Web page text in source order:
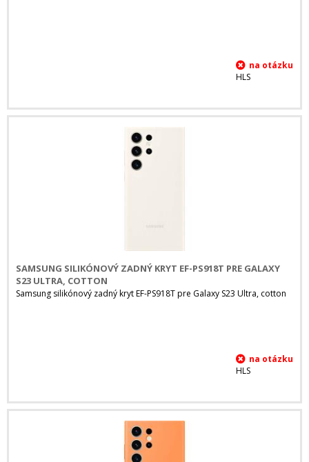
HLS
SAMSUNG SILIKÓNOVÝ ZADNÝ KRYT EF-PS918T PRE GALAXY
S23 ULTRA, COTTON
Samsung silikónový zadný kryt EF-PS918T pre Galaxy S23 Ultra, cotton
HLS